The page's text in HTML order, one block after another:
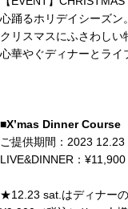
心踊るホリデイシーズ
クリスマスにふさわし
心華やぐディナーとラ
■X’mas Dinner Course
ご提供期間：2023 12.23
LIVE&DINNER：
★12.23 sat.はディナー